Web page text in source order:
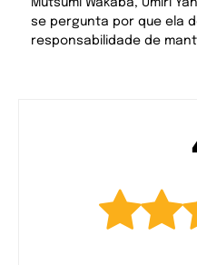
Mutsumi Wakaba, Umiri
se pergunta por que ela
responsabilidade de